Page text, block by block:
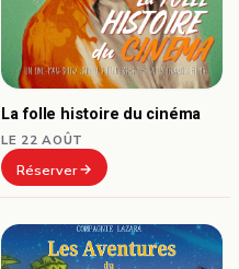
La folle histoire du cinéma
LE 22 AOÛT
Réserver